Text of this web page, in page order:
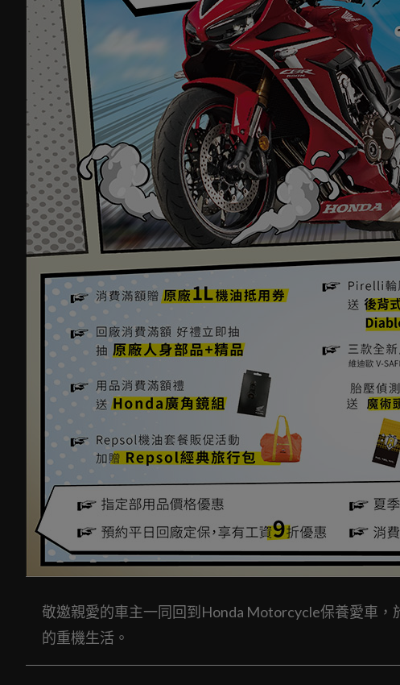
敬邀親愛的車主一同回到Honda Motorcycle保養愛車
的重機生活。